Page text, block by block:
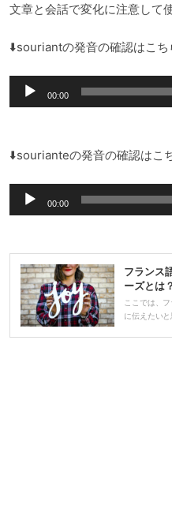
文章と会話で変化に注意して
⬇️souriantの発音の確認はこち
声
レ
ー
00:00
⬇️sourianteの発音の確認はこ
声
ー
ヤ
ー
00:00
フランス
ーズとは
ここでは、
に伝えたい